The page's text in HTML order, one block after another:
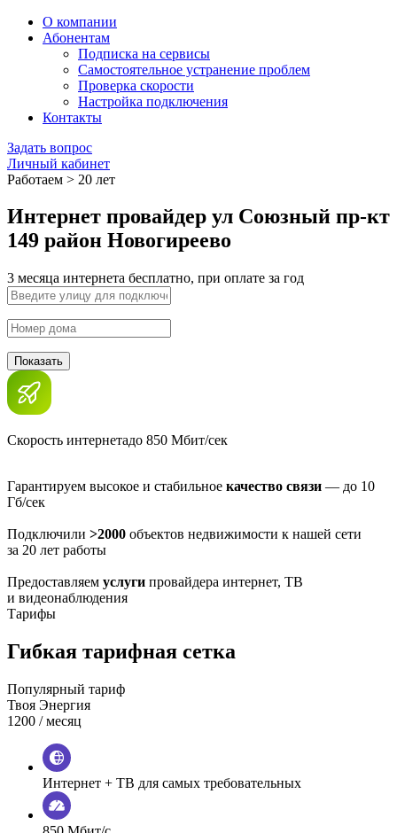
О компании
Абонентам
Подписка на сервисы
Самостоятельное устранение проблем
Проверка скорости
Настройка подключения
Контакты
Задать вопрос
Личный кабинет
Работаем > 20 лет
Интернет провайдер ул Союзный пр-кт
149 район Новогиреево
3 месяца интернета бесплатно, при оплате за год
Показать
Скорость интернетадо 850 Мбит/сек
Гарантируем высокое и стабильное качество связи — до 10
Гб/сек
Подключили >2000 объектов недвижимости к нашей сети
за 20 лет работы
Предоставляем услуги провайдера интернет, ТВ
и видеонаблюдения
Тарифы
Гибкая тарифная сетка
Популярный тариф
Твоя Энергия
1200 / месяц
Интернет + ТВ для самых требовательных